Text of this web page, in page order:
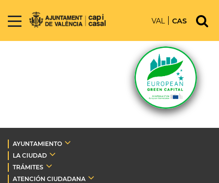
VAL CAS
AYUNTAMIENTO
LA CIUDAD
TRÁMITES
ATENCIÓN CIUDADANA